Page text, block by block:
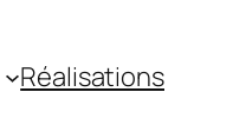
Réalisations